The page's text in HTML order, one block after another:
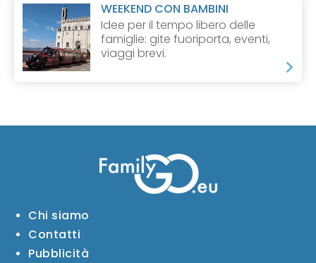
WEEKEND CON BAMBINI
Idee per il tempo libero delle
famiglie: gite fuoriporta, eventi,
viaggi brevi.
Chi siamo
Contatti
Pubblicità